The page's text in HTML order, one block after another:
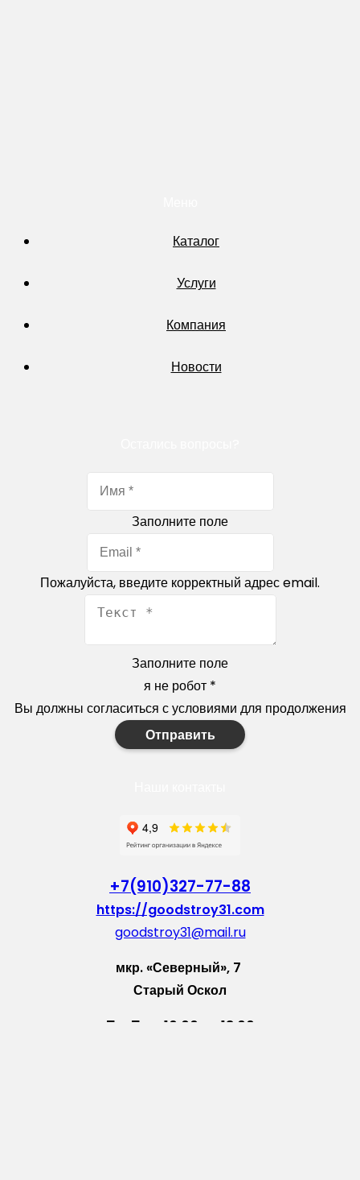
Каталог
Услуги
Компания
Новости
Заполните поле
Пожалуйста, введите корректный адрес email.
Заполните поле
я не робот *
Вы должны согласиться с условиями для продолжения
Отправить
+7(910)327-77-88
https://goodstroy31.com
goodstroy31@mail.ru
мкр. «Северный», 7
Старый Оскол
Пн-Пт: с 10:00 до 18:00